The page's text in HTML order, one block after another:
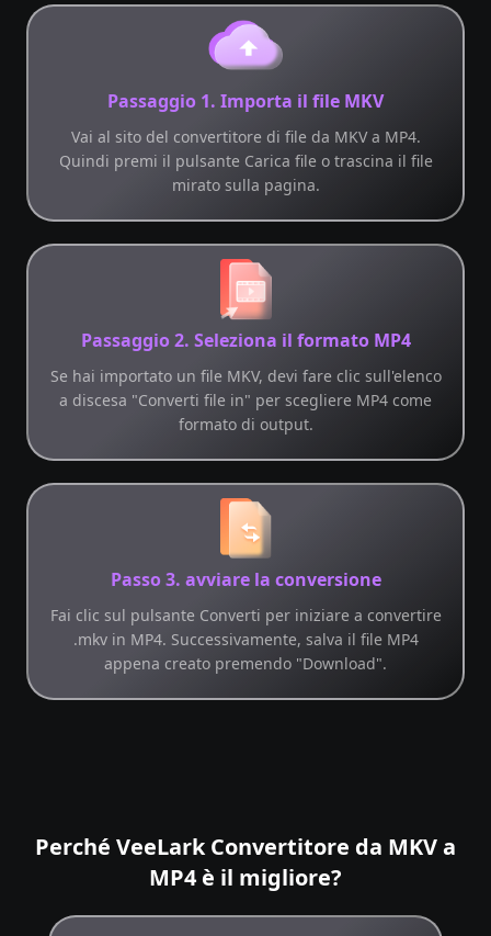
Passaggio 1. Importa il file MKV
Vai al sito del convertitore di file da MKV a MP4.
Quindi premi il pulsante Carica file o trascina il file
mirato sulla pagina.
Passaggio 2. Seleziona il formato MP4
Se hai importato un file MKV, devi fare clic sull'elenco
a discesa "Converti file in" per scegliere MP4 come
formato di output.
Passo 3. avviare la conversione
Fai clic sul pulsante Converti per iniziare a convertire
.mkv in MP4. Successivamente, salva il file MP4
appena creato premendo "Download".
Perché VeeLark Convertitore da MKV a
MP4 è il migliore?